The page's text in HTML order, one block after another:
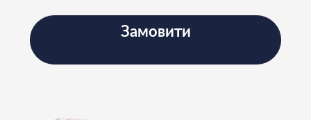
Замовити